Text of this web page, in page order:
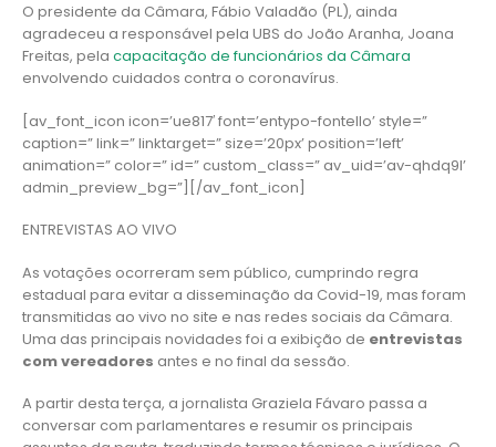
O presidente da Câmara, Fábio Valadão (PL), ainda
agradeceu a responsável pela UBS do João Aranha, Joana
Freitas, pela capacitação de funcionários da Câmara
envolvendo cuidados contra o coronavírus.
[av_font_icon icon=’ue817′ font=’entypo-fontello’ style=”
caption=” link=” linktarget=” size=’20px’ position=’left’
animation=” color=” id=” custom_class=” av_uid=’av-qhdq9l’
admin_preview_bg=”][/av_font_icon]
ENTREVISTAS AO VIVO
As votações ocorreram sem público, cumprindo regra
estadual para evitar a disseminação da Covid-19, mas foram
transmitidas ao vivo no site e nas redes sociais da Câmara.
Uma das principais novidades foi a exibição de entrevistas
com vereadores antes e no final da sessão.
A partir desta terça, a jornalista Graziela Fávaro passa a
conversar com parlamentares e resumir os principais